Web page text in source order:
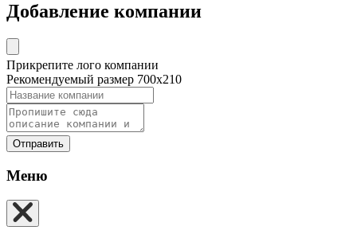
Добавление компании
Прикрепите лого компании
Рекомендуемый размер 700х210
Отправить
Меню